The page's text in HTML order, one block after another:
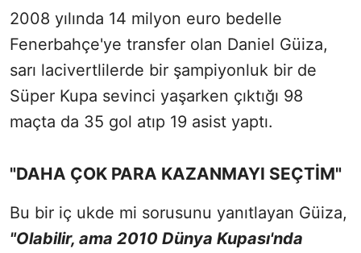
2008 yılında 14 milyon euro bedelle
Fenerbahçe'ye transfer olan Daniel Güiza,
sarı lacivertlilerde bir şampiyonluk bir de
Süper Kupa sevinci yaşarken çıktığı 98
maçta da 35 gol atıp 19 asist yaptı.
"DAHA ÇOK PARA KAZANMAYI SEÇTİM"
Bu bir iç ukde mi sorusunu yanıtlayan Güiza,
"Olabilir, ama 2010 Dünya Kupası'nda